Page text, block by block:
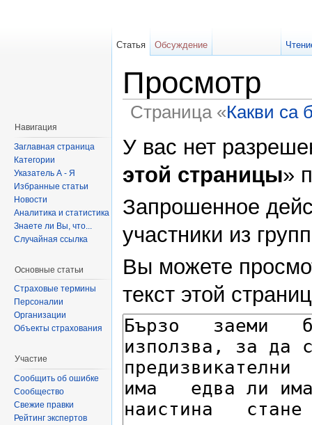
Просмотр
Страница «Какви са
У вас нет
этой страницы»
Запрошенное
участники из
Вы можете
текст этой
Статья Обсуждение
Навигация
Заглавная страница
Категории
Указатель А - Я
Избранные статьи
Новости
Аналитика и статистика
Знаете ли Вы, что...
Случайная ссылка
Основные статьи
Страховые термины
Персоналии
Организации
Объекты страхования
Участие
Сообщить об ошибке
Сообщество
Свежие правки
Рейтинг экспертов